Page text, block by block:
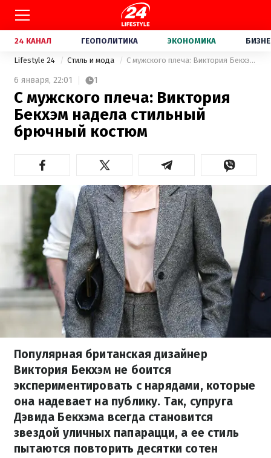
24 КАНАЛ ГЕОПОЛИТИКА ЭКОНОМИКА
Lifestyle 24 Стиль и мода С мужского плеча: Виктория Бекхэм надела стильный брючный костюм
6 января, 22:01 1
С мужского плеча: Виктория
Бекхэм надела стильный
брючный костюм
Популярная британская дизайнер
Виктория Бекхэм не боится
экспериментировать с нарядами, которые
она надевает на публику. Так, супруга
Дэвида Бекхэма всегда становится
звездой уличных папарацци, а ее стиль
пытаются повторить десятки сотен